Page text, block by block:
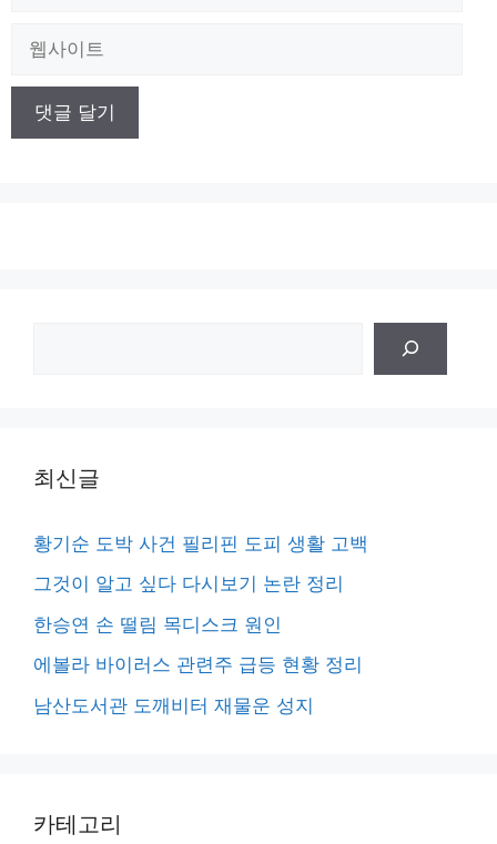
최신글
황기순 도박 사건 필리핀 도피 생활 고백
그것이 알고 싶다 다시보기 논란 정리
한승연 손 떨림 목디스크 원인
에볼라 바이러스 관련주 급등 현황 정리
남산도서관 도깨비터 재물운 성지
카테고리